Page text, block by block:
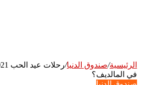
الرئيسية/صندوق الدنيا/
في المالديف؟